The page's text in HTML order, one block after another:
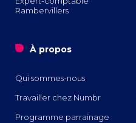
Rambervillers
o À propos
Qui sommes-nous
Travailler chez Numbr
Programme parrainage